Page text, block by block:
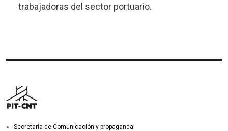
trabajadoras del sector portuario.
Secretaría de Comunicación y propaganda: